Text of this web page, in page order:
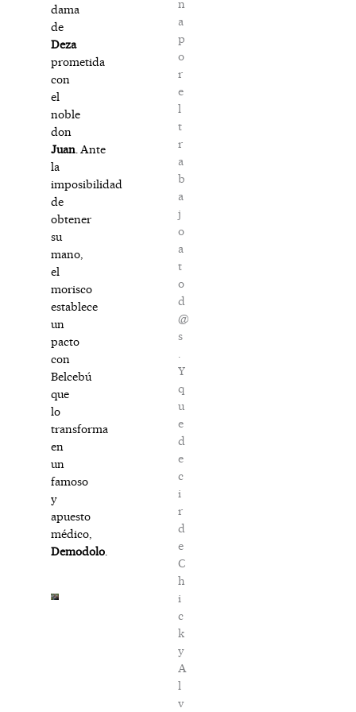
dama
de
Deza
prometida
con
el
noble
don
Juan. Ante
la
imposibilidad
de
obtener
su
mano,
el
morisco
establece
un
pacto
con
Belcebú
que
lo
transforma
en
un
famoso
y
apuesto
médico,
Demodolo.
n
a
p
o
r
e
l
t
r
a
b
a
j
o
a
t
o
d
@
s
Y
q
u
e
d
e
c
i
r
d
e
C
h
i
c
k
y
A
l
v